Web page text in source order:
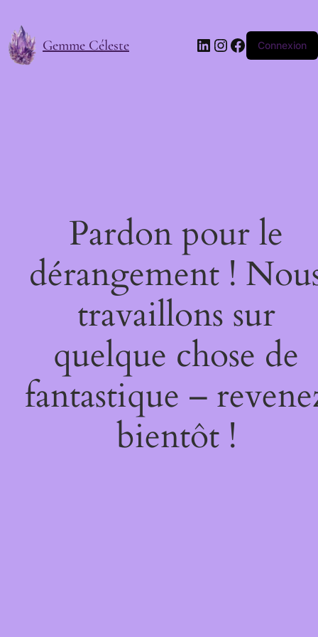
Gemme Céleste LinkedIn
Instagram
Facebook
Connexion
Pardon pour le
dérangement !
travaillons sur
quelque chose de
fantastique –
bientôt !